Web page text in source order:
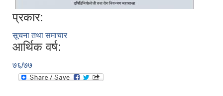
प्रकार:
सूचना तथा समाचार
आर्थिक वर्ष:
७६/७७